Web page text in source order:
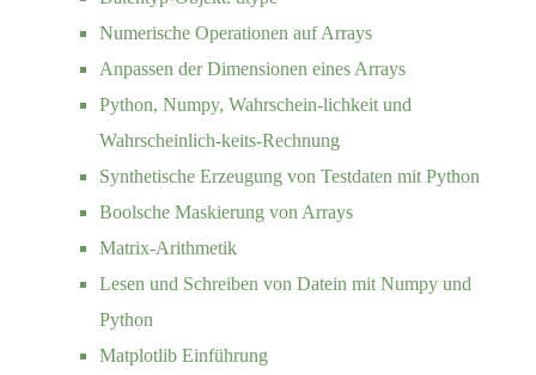
Numerische Operationen auf Arrays
Anpassen der Dimensionen eines Arrays
Python, Numpy, Wahrschein-lichkeit und
Wahrscheinlich-keits-Rechnung
Synthetische Erzeugung von Testdaten mit Python
Boolsche Maskierung von Arrays
Matrix-Arithmetik
Lesen und Schreiben von Datein mit Numpy und
Python
Matplotlib Einführung